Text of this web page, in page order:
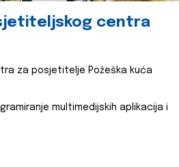
centra
za posjetitelje Požeška kuća
multimedijskih aplikacija i